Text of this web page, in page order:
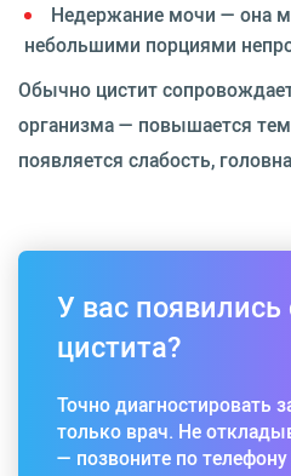
Недержание мочи — она
небольшими порциями
Обычно цистит
организма — повышается
появляется слабость,
У вас
цистита?
Точно диагностировать
только врач. Не
— позвоните по телефону